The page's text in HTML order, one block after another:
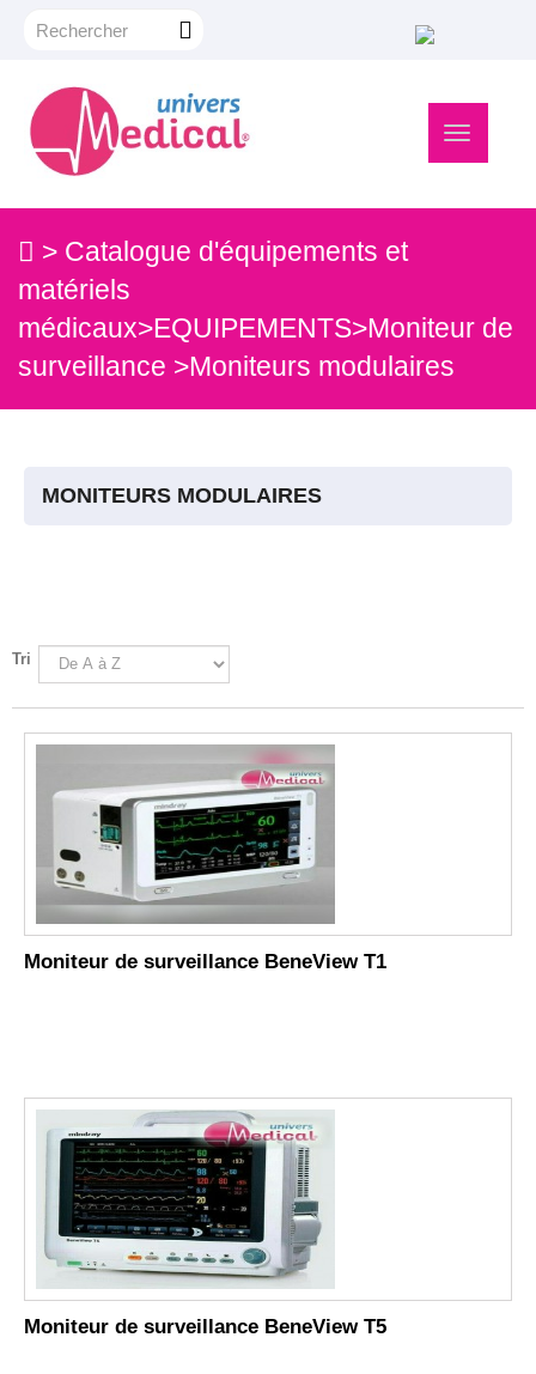
Navigation
> Catalogue d'équipements et
matériels
médicaux>EQUIPEMENTS>Moniteur de
surveillance >Moniteurs modulaires
MONITEURS MODULAIRES
Tri
Moniteur de surveillance BeneView T1
Moniteur de surveillance BeneView T5